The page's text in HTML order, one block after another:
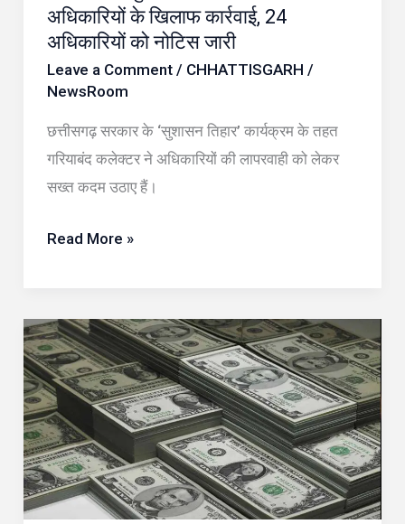
अधिकारियों के खिलाफ कार्रवाई, 24
अधिकारियों को नोटिस जारी
Leave a Comment / CHHATTISGARH /
NewsRoom
छत्तीसगढ़ सरकार के ‘सुशासन तिहार’ कार्यक्रम के तहत
गरियाबंद कलेक्टर ने अधिकारियों की लापरवाही को लेकर
सख्त कदम उठाए हैं।
कार्रवाई,
24
अधिकारियों
नोटिस
जारी
Read More »
भारत
का
विदेशी
मुद्रा
भंडार
बढ़कर
676.3